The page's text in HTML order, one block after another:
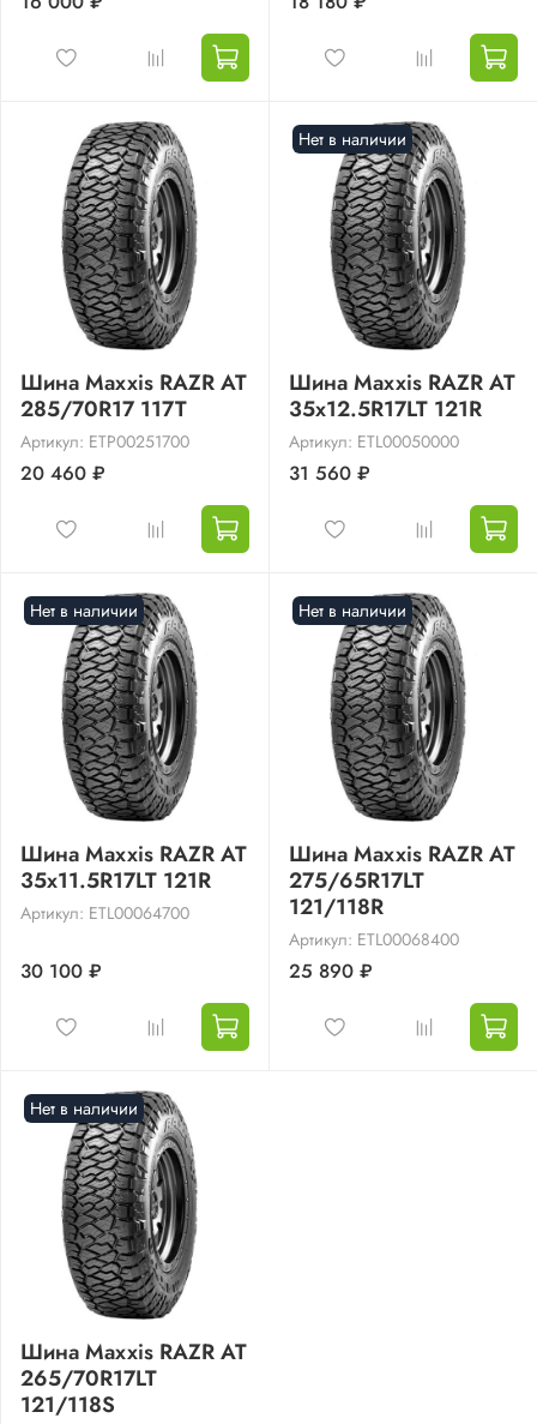
Шина Maxxis RAZR AT
285/70R17 117T
Артикул: ETP00251700
20 460 ₽
Нет в наличии
Шина Maxxis RAZR AT
35x12.5R17LT 121R
Артикул: ETL00050000
31 560 ₽
Нет в наличии
Шина Maxxis RAZR AT
35x11.5R17LT 121R
Артикул: ETL00064700
30 100 ₽
Нет в наличии
Шина Maxxis RAZR AT
275/65R17LT
121/118R
Артикул: ETL00068400
25 890 ₽
Нет в наличии
Шина Maxxis RAZR AT
265/70R17LT
121/118S